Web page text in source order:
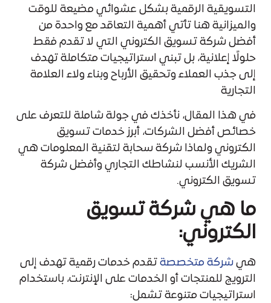
التسويقية الرقمية بشكل عشوائي مضيعة للوقت
والميزانية هنا تأتي أهمية التعاقد مع واحدة من
أفضل شركة تسويق الكتروني التي لا تقدم فقط
حلولًا إعلانية، بل تبني استراتيجيات متكاملة تهدف
إلى جذب العملاء وتحقيق الأرباح وبناء ولاء العلامة
التجارية
في هذا المقال، نأخذك في جولة شاملة للتعرف على
خصائص أفضل الشركات، أبرز خدمات تسويق
الكتروني ولماذا شركة سحابة لتقنية المعلومات هي
الشريك الأنسب لنشاطك التجاري وأفضل شركة
تسويق الكتروني.
ما هي شركة تسويق
الكتروني:
هيشركة متخصصةتقدم خدمات رقمية تهدف إلى
الترويج للمنتجات أو الخدمات على الإنترنت، باستخدام
استراتيجيات متنوعة تشمل: